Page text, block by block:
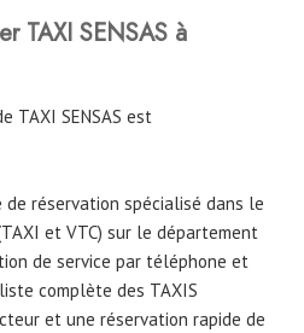
TAXI SENSAS à
TAXI SENSAS est
réservation spécialisé dans le
et VTC) sur le département
de service par téléphone et
complète des TAXIS
et une réservation rapide de